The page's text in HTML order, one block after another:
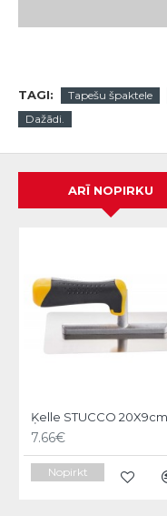
TAGI: Tapešu špaktele
Dažādi.
ARĪ NOPIRKU
7.66€
Nopirkt